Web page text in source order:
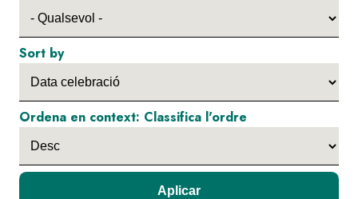
Sort by
Ordena en context: Classifica l'ordre